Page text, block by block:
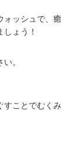
ォッシュで、癒
ょう！
。
すことでむくみ